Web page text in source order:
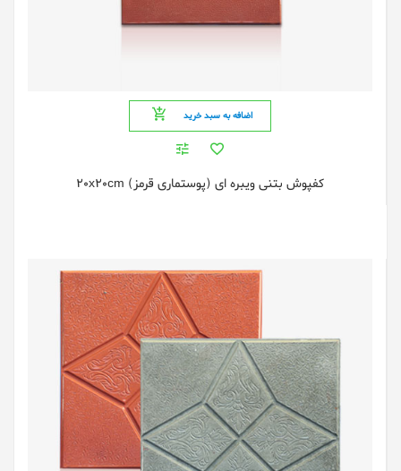
اضافه به سبد خرید
کفپوش بتنی ویبره ای (پوستماری قرمز) 20x20cm